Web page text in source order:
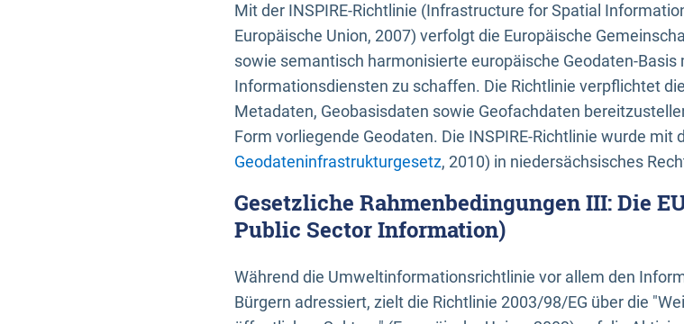
Mit der INSPIRE-Richtlinie (Infrastructure for Spatial
Europäische Union, 2007) verfolgt die Europäische
sowie semantisch harmonisierte europäische Geodaten-
Informationsdiensten zu schaffen. Die Richtlinie verpflichtet
Metadaten, Geobasisdaten sowie Geofachdaten
Form vorliegende Geodaten. Die INSPIRE-Richtlinie wurde mit
Geodateninfrastrukturgesetz, 2010) in niedersächsisches
Gesetzliche Rahmenbedingungen III: Die
Public Sector Information)
Während die Umweltinformationsrichtlinie vor allem den
Bürgern adressiert, zielt die Richtlinie 2003/98/EG über die